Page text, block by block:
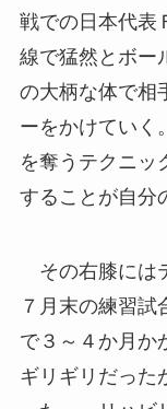
戦での日本代表
線で猛然とボー
の大柄な体で相
ーをかけていく
を奪うテクニッ
することが自分
その右膝には
７月末の練習試
で３～４か月か
ギリギリだった